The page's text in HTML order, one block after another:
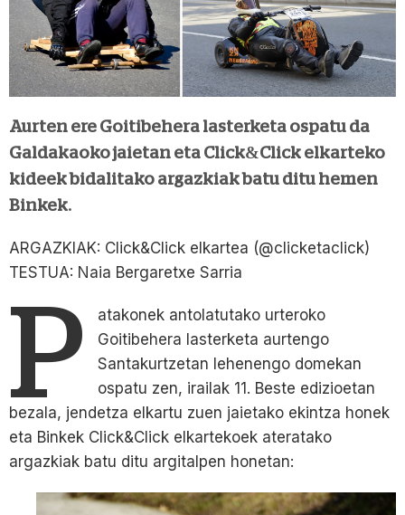
Aurten ere Goitibehera lasterketa ospatu da
Galdakaoko jaietan eta Click&Click elkarteko
kideek bidalitako argazkiak batu ditu hemen
Binkek.
ARGAZKIAK: Click&Click elkartea (@clicketaclick)
TESTUA: Naia Bergaretxe Sarria
P
atakonek antolatutako urteroko
Goitibehera lasterketa aurtengo
Santakurtzetan lehenengo domekan
ospatu zen, irailak 11. Beste edizioetan
bezala, jendetza elkartu zuen jaietako ekintza honek
eta Binkek Click&Click elkartekoek ateratako
argazkiak batu ditu argitalpen honetan: